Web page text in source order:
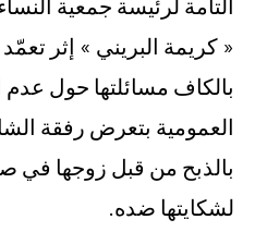
التامة لرئيسة جمعية
« كريمة البريني » إثر
بالكاف مسائلتها حول عدم
العمومية بتعرض رفقة
بالذبح من قبل زوجها في
لشكايتها ضده.